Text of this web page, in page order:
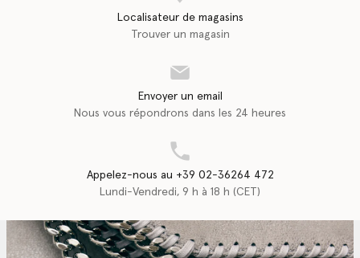
Localisateur de magasins
Trouver un magasin
Envoyer un email
Nous vous répondrons dans les 24 heures
Appelez-nous au +39 02-36264 472
Lundi-Vendredi, 9 h à 18 h (CET)